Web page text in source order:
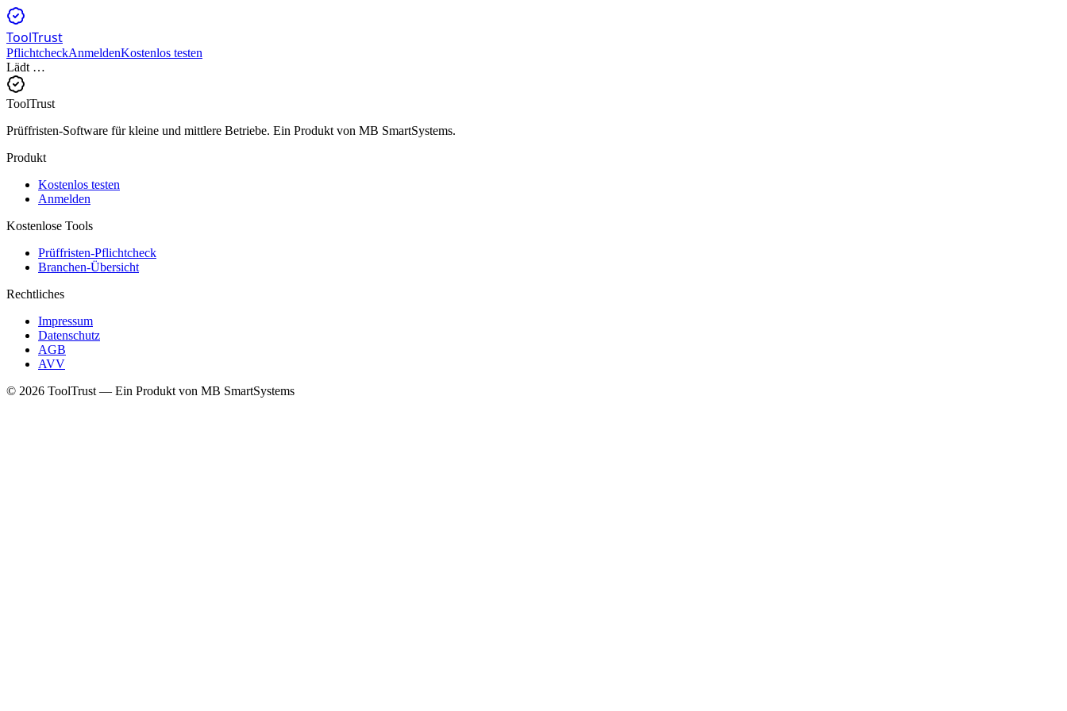
ToolTrust
PflichtcheckAnmeldenKostenlos testen
Lädt …
ToolTrust
Prüffristen-Software für kleine und mittlere Betriebe. Ein Produkt von MB SmartSystems.
Produkt
Kostenlos testen
Anmelden
Kostenlose Tools
Prüffristen-Pflichtcheck
Branchen-Übersicht
Rechtliches
Impressum
Datenschutz
AGB
AVV
© 2026 ToolTrust — Ein Produkt von MB SmartSystems